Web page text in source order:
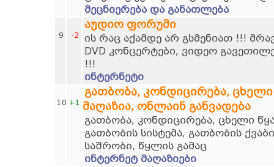
მეცნიერება და განათლება
9 -2
აუდიო ფორუმი
ის რაც აქამდე არ გსმენიათ !!!
DVD კონცერტები, ვიდეო
!!!
ინტერნეტი
10 +1
გათბობა, კონდიცირება,
მაღაზია, ონლაინ განვადება
გათბობა, კონდიცირება, ცხელი
გათბობის სისტემა, გათბობის
საშრობი, წყლის გამაც
ინტერნეტ მაღაზიები